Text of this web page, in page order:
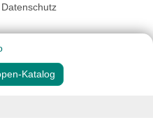
Datenschutz
Katalog